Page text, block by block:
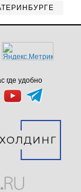
где удобно